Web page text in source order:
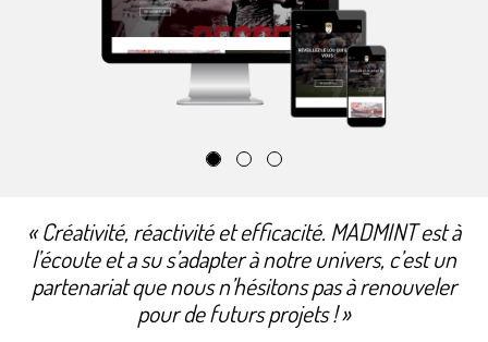
Créativité, réactivité et efficacité. MADMINT est à
l’écoute et a su s’adapter à notre univers, c’est un
partenariat que nous n’hésitons pas à renouveler
pour de futurs projets !